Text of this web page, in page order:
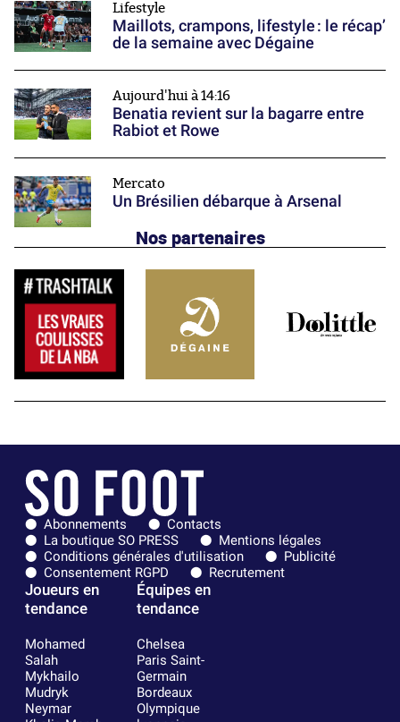
Lifestyle
Maillots, crampons, lifestyle : le récap’
de la semaine avec Dégaine
Aujourd'hui à 14:16
Benatia revient sur la bagarre entre
Rabiot et Rowe
Mercato
Un Brésilien débarque à Arsenal
Nos partenaires
Abonnements
Contacts
La boutique SO PRESS
Mentions légales
Conditions générales d'utilisation
Publicité
Consentement RGPD
Recrutement
Joueurs en
tendance
Mohamed
Salah
Mykhailo
Mudryk
Neymar
Équipes en
tendance
Chelsea
Paris Saint-
Germain
Bordeaux
Olympique